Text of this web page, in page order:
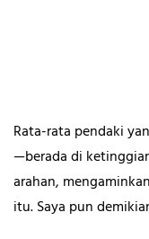
Rata-rata pendaki
—berada di
arahan,
itu. Saya pun